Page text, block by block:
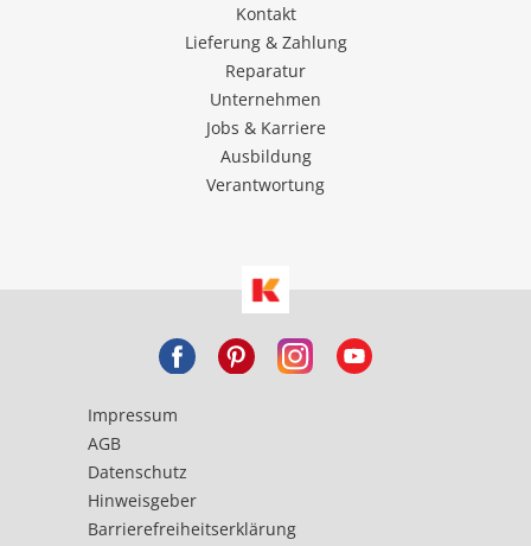
Kontakt
Lieferung & Zahlung
Reparatur
Unternehmen
Jobs & Karriere
Ausbildung
Verantwortung
Impressum
AGB
Datenschutz
Hinweisgeber
Barrierefreiheitserklärung